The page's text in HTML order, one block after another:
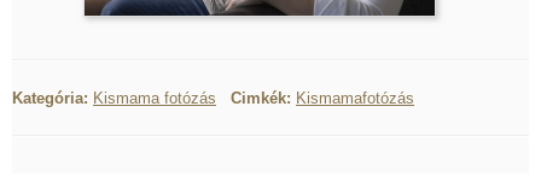
Kategória: Kismama fotózás Cimkék: Kismamafotózás